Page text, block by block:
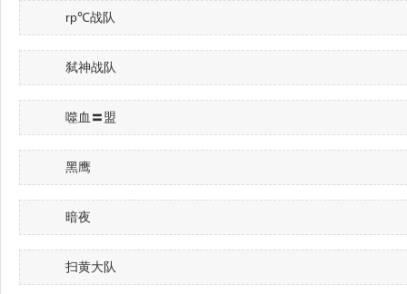
rp℃战队
弑神战队
噬血〓盟
黑鹰
暗夜
扫黄大队